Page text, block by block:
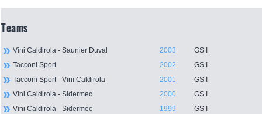
Teams
Vini Caldirola - Saunier Duval 2003
GS I
Tacconi Sport
2002
GS I
Tacconi Sport - Vini Caldirola
2001
GS I
Vini Caldirola - Sidermec
2000
GS I
Vini Caldirola - Sidermec
1999
GS I